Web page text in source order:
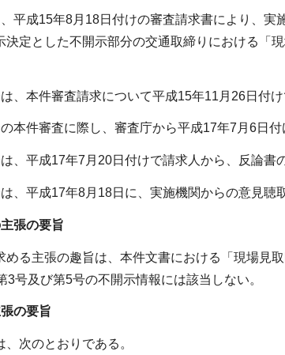
平成15年8月18日付けの審査請求書により、実
決定とした不開示部分の交通取締りにおける「
、本件審査請求について平成15年11月26日付
本件審査に際し、審査庁から平成17年7月6日付
、平成17年7月20日付けで請求人から、反論書
、平成17年8月18日に、実施機関からの意見聴
張の要旨
める主張の趣旨は、本件文書における「現場見
3号及び第5号の不開示情報には該当しない。
の要旨
次のとおりである。